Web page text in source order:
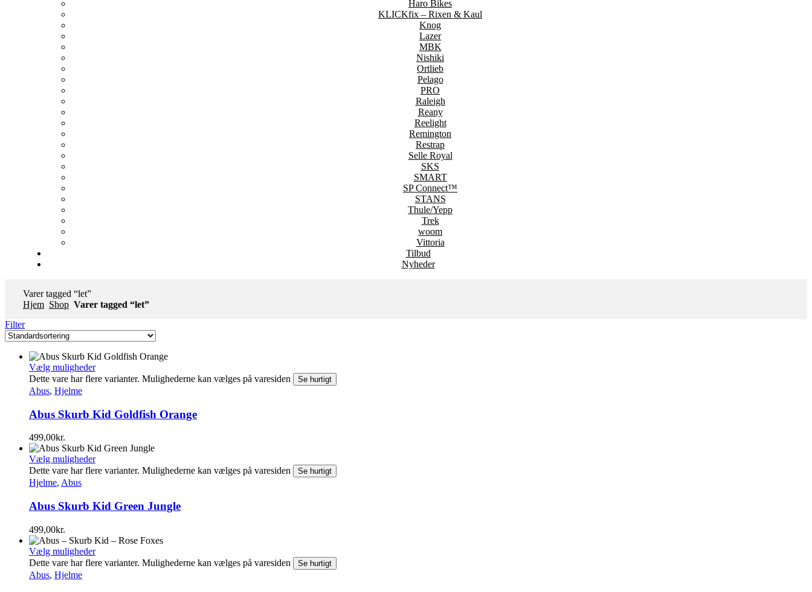
Haro Bikes
KLICKfix – Rixen & Kaul
Knog
Lazer
MBK
Nishiki
Ortlieb
Pelago
PRO
Raleigh
Reany
Reelight
Remington
Restrap
Selle Royal
SKS
SMART
SP Connect™
STANS
Thule/Yepp
Trek
woom
Vittoria
Tilbud
Nyheder
Varer tagged “let”
Hjem Shop Varer tagged “let”
Filter
Vælg muligheder
Dette vare har flere varianter. Mulighederne kan vælges på varesiden
Se hurtigt
Abus, Hjelme
Abus Skurb Kid Goldfish Orange
499,00kr.
Vælg muligheder
Dette vare har flere varianter. Mulighederne kan vælges på varesiden
Se hurtigt
Hjelme, Abus
Abus Skurb Kid Green Jungle
499,00kr.
Vælg muligheder
Dette vare har flere varianter. Mulighederne kan vælges på varesiden
Se hurtigt
Abus, Hjelme